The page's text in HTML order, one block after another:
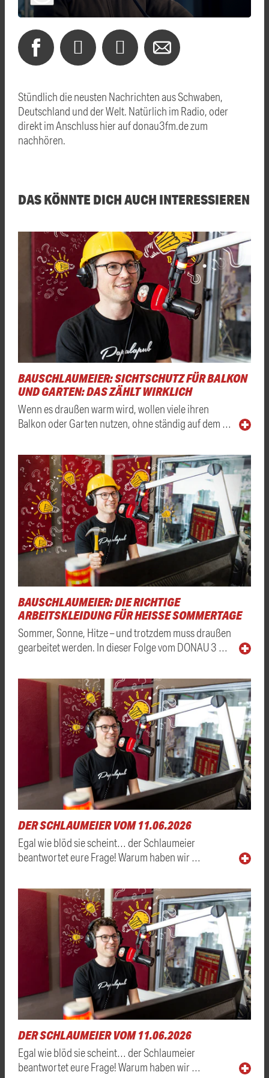
Stündlich die neusten Nachrichten aus Schwaben,
Deutschland und der Welt. Natürlich im Radio, oder
direkt im Anschluss hier auf donau3fm.de zum
nachhören.
DAS KÖNNTE DICH AUCH INTERESSIEREN
BAUSCHLAUMEIER: SICHTSCHUTZ FÜR BALKON
UND GARTEN: DAS ZÄHLT WIRKLICH
Wenn es draußen warm wird, wollen viele ihren
Balkon oder Garten nutzen, ohne ständig auf dem …
BAUSCHLAUMEIER: DIE RICHTIGE
ARBEITSKLEIDUNG FÜR HEISSE SOMMERTAGE
Sommer, Sonne, Hitze – und trotzdem muss draußen
gearbeitet werden. In dieser Folge vom DONAU 3 …
DER SCHLAUMEIER VOM 11.06.2026
Egal wie blöd sie scheint… der Schlaumeier
beantwortet eure Frage! Warum haben wir …
DER SCHLAUMEIER VOM 11.06.2026
Egal wie blöd sie scheint… der Schlaumeier
beantwortet eure Frage! Warum haben wir …